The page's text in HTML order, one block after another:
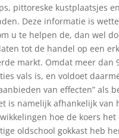
pittoreske kustplaatsjes en
Deze informatie is
u te helpen de, dan wel
tot de handel op een
markt. Omdat meer dan
vals is, en voldoet
van effecten” als
is namelijk afhankelijk van
hoe de koers het
oldschool gokkast heb